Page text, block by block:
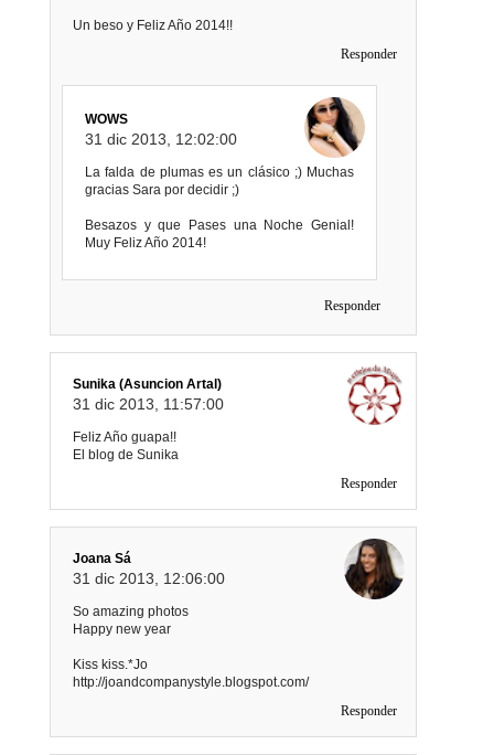
Un beso y Feliz Año 2014!!
Responder
WOWS
31 dic 2013, 12:02:00
La falda de plumas es un clásico ;) Muchas
gracias Sara por decidir ;)
Besazos y que Pases una Noche Genial!
Muy Feliz Año 2014!
Responder
Sunika (Asuncion Artal)
31 dic 2013, 11:57:00
Feliz Año guapa!!
El blog de Sunika
Responder
Joana Sá
31 dic 2013, 12:06:00
So amazing photos
Happy new year
Kiss kiss.*Jo
http://joandcompanystyle.blogspot.com/
Responder